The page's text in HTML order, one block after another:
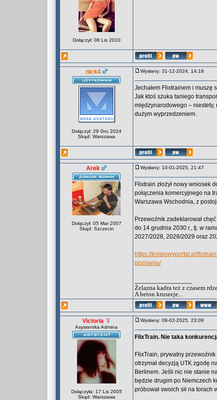
Dołączył: 08 Lis 2010
nick4
Dołączył: 29 Gru 2024
Skąd: Warszawa
Wysłany: 31-12-2024, 14:18
Jechałem Flixtrainem i muszę
Jak ktoś szuka taniego
międzynarodowego –
dużym wyprzedzeniem.
Arek
Dołączył: 05 Mar 2007
Skąd: Szczecin
Wysłany: 10-01-2025, 21:47
Flixtrain złożył nowy
połączenia komercyjnego na
Warszawa Wschodnia, z
Przewoźnik zadeklarował
do 14 grudnia 2030 r., tj. w
2027/2028, 2028/2029 oraz
https://kolejowyportal.pl/
poznaniu/
Żelazna kadra też z czasem
A beton kruszeje...
Victoria
Asystentka Admina
Dołączyła: 17 Lis 2005
Skąd: Warszawa
Wysłany: 09-02-2025, 23:09
FlixTrain. Nie taka
FlixTrain, prywatny
otrzymał decyzją UTK zgodę
Berlinem. Jeśli nic nie stanie
będzie drugim po Niemczech
próbował swoich sił na